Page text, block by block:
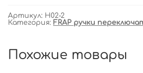
Артикул: H02-2
Категория: FRAP ручки
Похожие товары